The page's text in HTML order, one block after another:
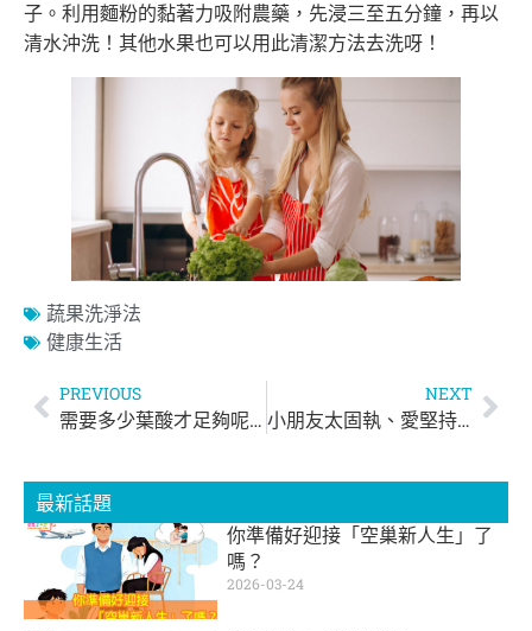
子。利用麵粉的黏著力吸附農藥，先浸三至五分鐘，再以
清水沖洗！其他水果也可以用此清潔方法去洗呀！
蔬果洗淨法
健康生活
PREVIOUS
需要多少葉酸才足夠呢？
NEXT
小朋友太固執、愛堅持？
最新話題
你準備好迎接「空巢新人生」了
嗎？
2026-03-24